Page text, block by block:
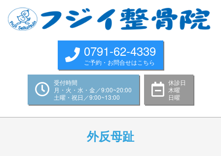
content
0791-62-4339
ご予約・お問合せはこちら
受付時間
月・火・水・金／9:00~20:00
土曜・祝日／9:00~13:00
休診日
木曜
日曜
外反母趾